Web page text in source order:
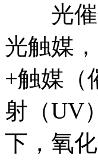
光催化
光触媒
+触媒（
射（UV
下，氧